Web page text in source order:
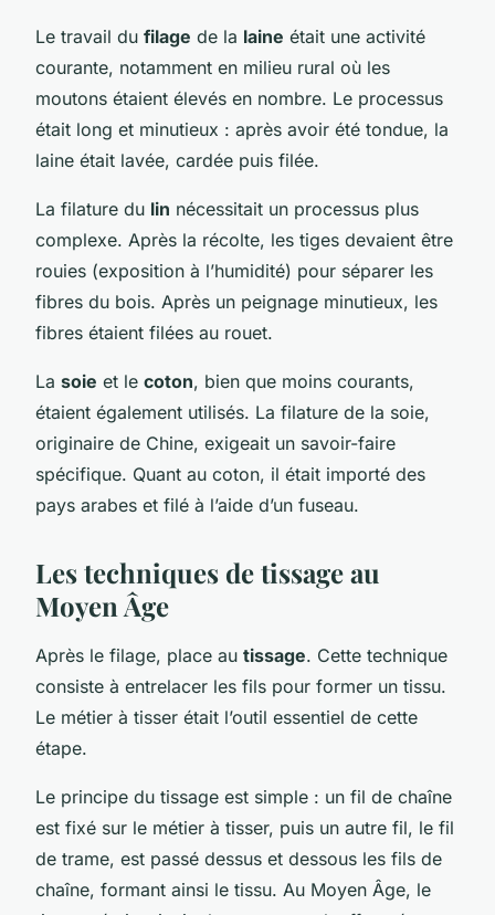
Le travail du filage de la laine était une activité
courante, notamment en milieu rural où les
moutons étaient élevés en nombre. Le processus
était long et minutieux : après avoir été tondue, la
laine était lavée, cardée puis filée.
La filature du lin nécessitait un processus plus
complexe. Après la récolte, les tiges devaient être
rouies (exposition à l’humidité) pour séparer les
fibres du bois. Après un peignage minutieux, les
fibres étaient filées au rouet.
La soie et le coton, bien que moins courants,
étaient également utilisés. La filature de la soie,
originaire de Chine, exigeait un savoir-faire
spécifique. Quant au coton, il était importé des
pays arabes et filé à l’aide d’un fuseau.
Les techniques de tissage au
Moyen Âge
Après le filage, place au tissage. Cette technique
consiste à entrelacer les fils pour former un tissu.
Le métier à tisser était l’outil essentiel de cette
étape.
Le principe du tissage est simple : un fil de chaîne
est fixé sur le métier à tisser, puis un autre fil, le fil
de trame, est passé dessus et dessous les fils de
chaîne, formant ainsi le tissu. Au Moyen Âge, le